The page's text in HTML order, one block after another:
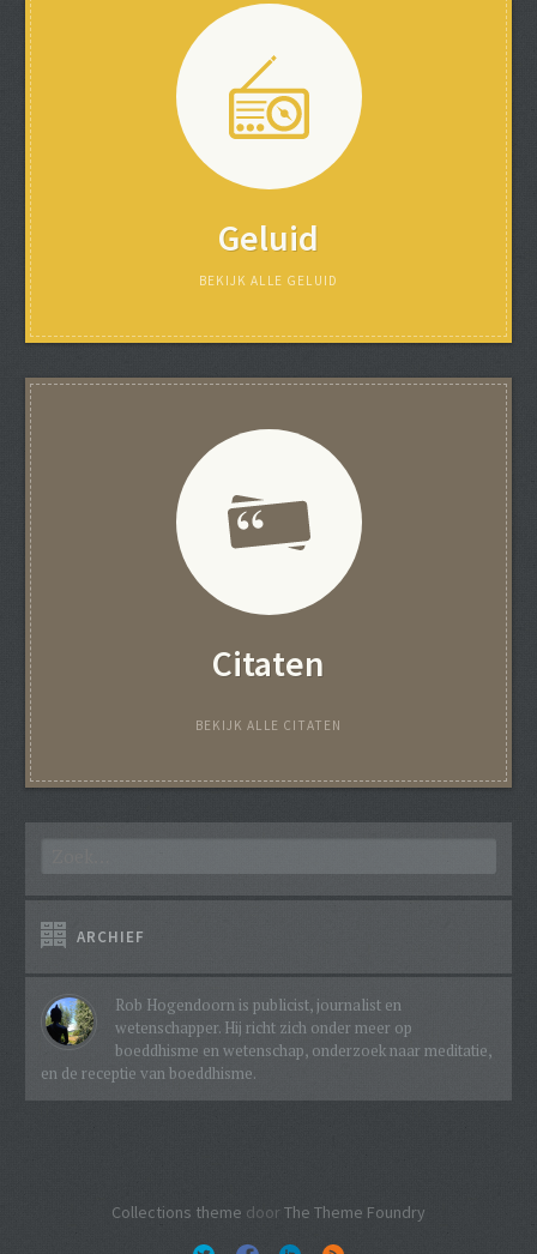
Geluid
BEKIJK ALLE GELUID
Citaten
BEKIJK ALLE CITATEN
ARCHIEF
Rob Hogendoorn is publicist, journalist en
wetenschapper. Hij richt zich onder meer op
boeddhisme en wetenschap, onderzoek naar meditatie,
en de receptie van boeddhisme.
Collections theme door The Theme Foundry